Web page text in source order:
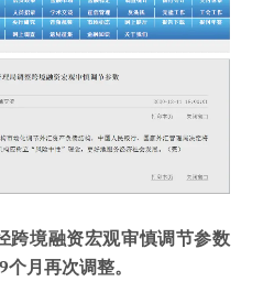
跨境融资宏观审慎调节参数
月再次调整。